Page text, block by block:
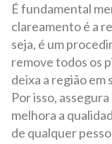
É fundamental
clareamento é a
seja, é um
remove todos os
deixa a região em
Por isso,
melhora a
de qualquer